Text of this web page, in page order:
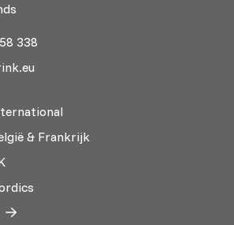
338
& Frankrijk